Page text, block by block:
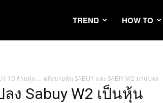
TREND HOW TO
10 ล้านหุ้น … หลังขายหุ้น SABUY และ SABIY W2 มาแปลง
ง Sabuy W2 เป็นหุ้น